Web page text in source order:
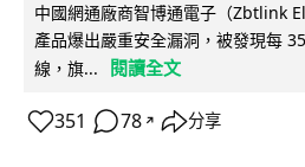
中國網通廠商智博通電子（Zbtlink
產品爆出嚴重安全漏洞，被發現每
線，旗...
閱讀全文
351 78 ↗ 分享